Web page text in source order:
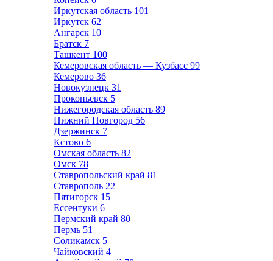
Иркутская область 101
Иркутск 62
Ангарск 10
Братск 7
Ташкент 100
Кемеровская область — Кузбасс 99
Кемерово 36
Новокузнецк 31
Прокопьевск 5
Нижегородская область 89
Нижний Новгород 56
Дзержинск 7
Кстово 6
Омская область 82
Омск 78
Ставропольский край 81
Ставрополь 22
Пятигорск 15
Ессентуки 6
Пермский край 80
Пермь 51
Соликамск 5
Чайковский 4